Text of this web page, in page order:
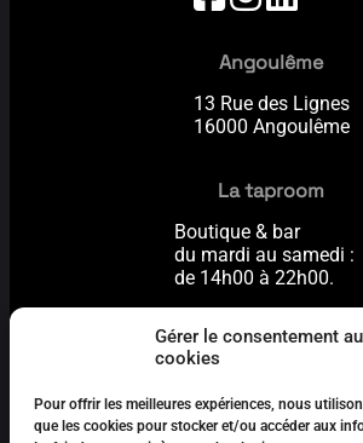
Gérer le consentement
cookies
Pour offrir les meilleures expériences, nous
que les cookies pour stocker et/ou accéder aux
Angoulême
13 Rue des Lignes
16000 Angoulême
La taproom
Boutique & bar
du mardi au samedi :
de 14h00 à 22h00.
et le lundi.
Le e-shop